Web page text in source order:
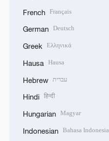
French Français
German Deutsch
Greek Ελληνικά
Hausa Hausa
Hebrew עברית
Hindi हिन्दी
Hungarian Magyar
Indonesian Bahasa Indonesia